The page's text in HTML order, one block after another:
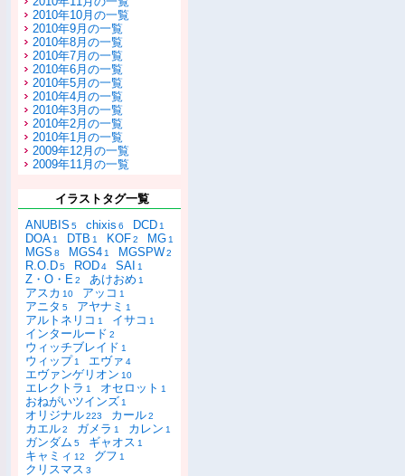
2010年10月の一覧
2010年9月の一覧
2010年8月の一覧
2010年7月の一覧
2010年6月の一覧
2010年5月の一覧
2010年4月の一覧
2010年3月の一覧
2010年2月の一覧
2010年1月の一覧
2009年12月の一覧
2009年11月の一覧
イラストタグ一覧
ANUBIS 5 chixis 6 DCD 1
DOA 1 DTB 1 KOF2 MG 1
MGS 8 MGS4 1 MGSPW2
R.O.D5 ROD4 SAI 1
Z・O・E2 あけおめ 1
アスカ 10 アッコ 1
アニタ 5 アヤナミ 1
アルトネリコ 1 イサコ 1
インタールード 2
ウィッチブレイド 1
ウィップ 1 エヴァ 4
エヴァンゲリオン 10
エレクトラ 1 オセロット 1
おねがいツインズ 1
オリジナル223 カール2
カエル2 ガメラ 1 カレン 1
ガンダム 5 ギャオス 1
キャミィ 12 グフ 1
クリスマス 3